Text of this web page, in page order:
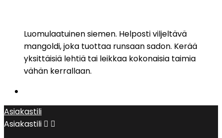
Luomulaatuinen siemen. Helposti viljeltävä
mangoldi, joka tuottaa runsaan sadon. Kerää
yksittäisiä lehtiä tai leikkaa kokonaisia taimia
vähän kerrallaan.
Asiakastili
Asiakastili  